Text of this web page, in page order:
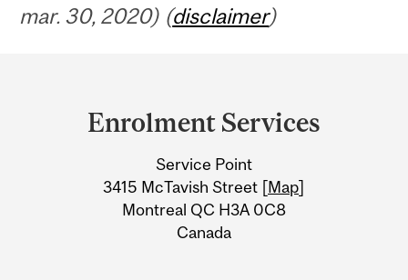
mar. 30, 2020) (disclaimer)
Information
Enrolment Services
Service Point
3415 McTavish Street [Map]
Montreal QC H3A 0C8
Canada